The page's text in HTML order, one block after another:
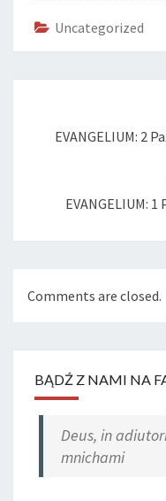
Uncategorized
EVANGELIUM: 2
EVANGELIUM:
Comments are closed.
BĄDŹ Z NAMI NA
Deus, in
mnichami